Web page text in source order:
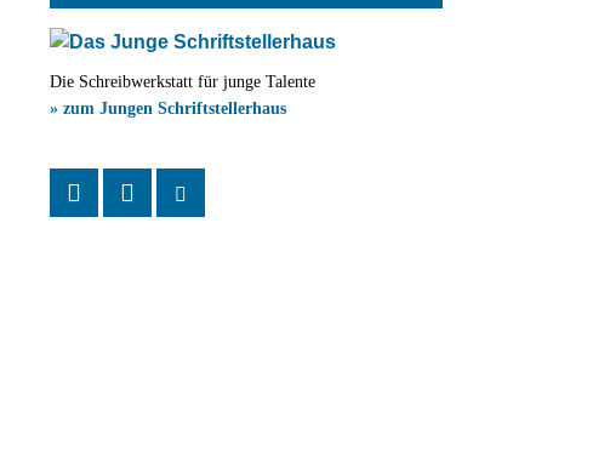
Die Schreibwerkstatt für junge Talente
» zum Jungen Schriftstellerhaus